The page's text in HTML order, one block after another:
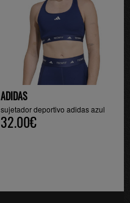
ADIDAS
sujetador deportivo adidas azul
32.00€